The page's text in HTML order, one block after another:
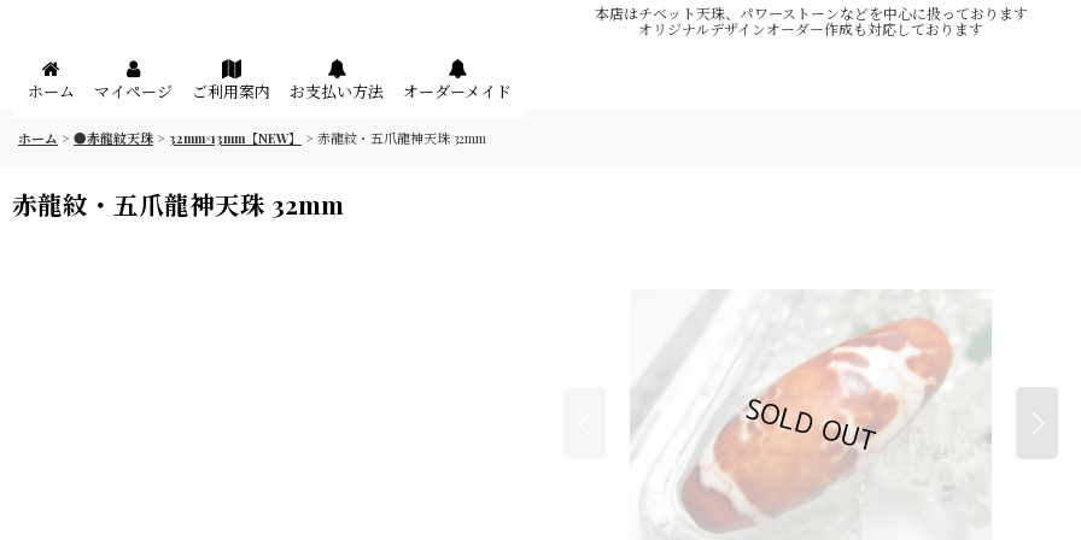
本店はチベット天珠、パワーストーンなどを中心に扱っております
オリジナルデザインオーダー作成も対応しております
メニュー
ホーム マイページ ご利用案内 お支払い方法 オーダーメイド
ホーム > ●赤龍紋天珠 > 32mm×13mm【NEW】 > 赤龍紋・五爪龍神天珠 32mm
赤龍紋・五爪龍神天珠 32mm